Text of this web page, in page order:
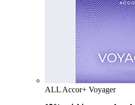
ALL Accor+ Voyager